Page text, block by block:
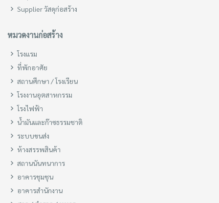
Supplier วัสดุก่อสร้าง
หมวดงานก่อสร้าง
โรงแรม
ที่พักอาศัย
สถานศึกษา / โรงเรียน
โรงงานอุตสาหกรรม
โรงไฟฟ้า
น้ำมันและก๊าซธรรมชาติ
ระบบขนส่ง
ห้างสรรพสินค้า
สถานนันทนาการ
อาคารชุมชุน
อาคารสำนักงาน